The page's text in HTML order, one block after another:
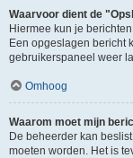
Waarvoor dient de
Hiermee kun je
Een opgeslagen bericht
gebruikerspaneel weer
Omhoog
Waarom moet mijn
De beheerder kan
moeten worden. Het is